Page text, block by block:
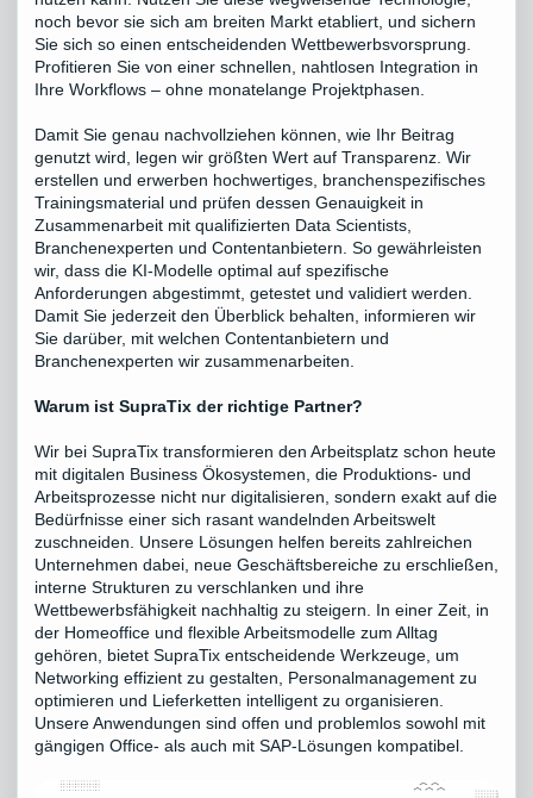
noch bevor sie sich am breiten Markt etabliert, und sichern
Sie sich so einen entscheidenden Wettbewerbsvorsprung.
Profitieren Sie von einer schnellen, nahtlosen Integration in
Ihre Workflows – ohne monatelange Projektphasen.
Damit Sie genau nachvollziehen können, wie Ihr Beitrag
genutzt wird, legen wir größten Wert auf Transparenz. Wir
erstellen und erwerben hochwertiges, branchenspezifisches
Trainingsmaterial und prüfen dessen Genauigkeit in
Zusammenarbeit mit qualifizierten Data Scientists,
Branchenexperten und Contentanbietern. So gewährleisten
wir, dass die KI-Modelle optimal auf spezifische
Anforderungen abgestimmt, getestet und validiert werden.
Damit Sie jederzeit den Überblick behalten, informieren wir
Sie darüber, mit welchen Contentanbietern und
Branchenexperten wir zusammenarbeiten.
Warum ist SupraTix der richtige Partner?
Wir bei SupraTix transformieren den Arbeitsplatz schon heute
mit digitalen Business Ökosystemen, die Produktions- und
Arbeitsprozesse nicht nur digitalisieren, sondern exakt auf die
Bedürfnisse einer sich rasant wandelnden Arbeitswelt
zuschneiden. Unsere Lösungen helfen bereits zahlreichen
Unternehmen dabei, neue Geschäftsbereiche zu erschließen,
interne Strukturen zu verschlanken und ihre
Wettbewerbsfähigkeit nachhaltig zu steigern. In einer Zeit, in
der Homeoffice und flexible Arbeitsmodelle zum Alltag
gehören, bietet SupraTix entscheidende Werkzeuge, um
Networking effizient zu gestalten, Personalmanagement zu
optimieren und Lieferketten intelligent zu organisieren.
Unsere Anwendungen sind offen und problemlos sowohl mit
gängigen Office- als auch mit SAP-Lösungen kompatibel.